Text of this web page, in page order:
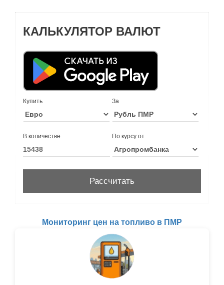
КАЛЬКУЛЯТОР ВАЛЮТ
Купить За
В количестве По курсу от
Мониторинг цен на топливо в ПМР